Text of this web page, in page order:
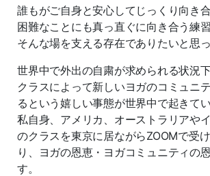
誰もがご自身と安心してじっくり向き合
困難なことにも真っ直ぐに向き合う練習
そんな場を支える存在でありたいと思っ
世界中で外出の自粛が求められる状況
クラスによって新しいヨガのコミュニ
るという嬉しい事態が世界中で起きてい
私自身、アメリカ、オーストラリアや
のクラスを東京に居ながらZOOMで受
り、ヨガの恩恵・ヨガコミュニティの
す。